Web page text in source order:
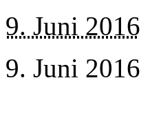
9. Juni 2016
9. Juni 2016